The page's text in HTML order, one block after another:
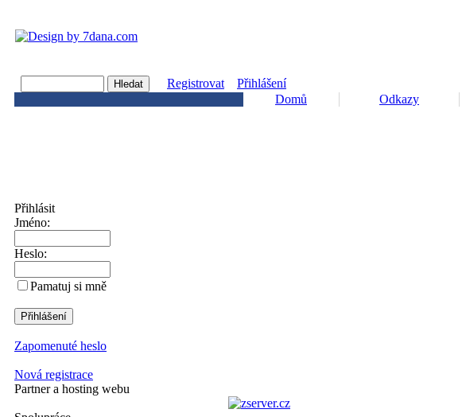
Registrovat
Přihlášení
Domů
Odkazy
Přihlásit
Jméno:
Heslo:
Pamatuj si mně
Zapomenuté heslo
Nová registrace
Partner a hosting webu